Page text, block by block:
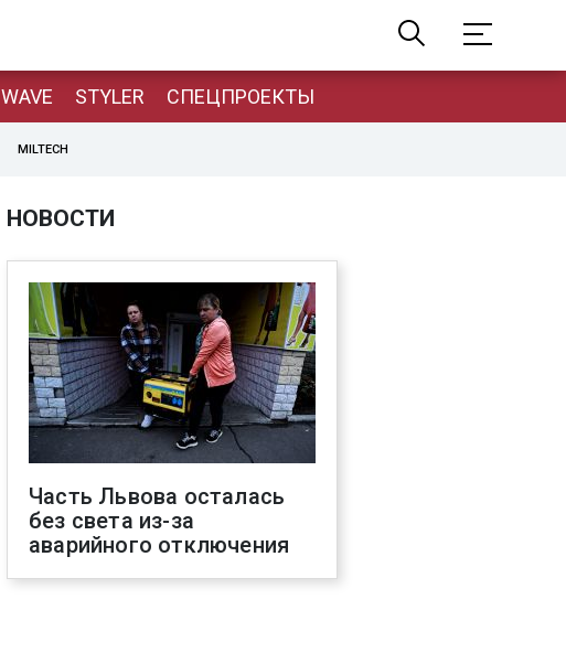
WAVE STYLER СПЕЦПРОЕКТЫ
MILTECH
НОВОСТИ
Часть Львова осталась
без света из-за
аварийного отключения